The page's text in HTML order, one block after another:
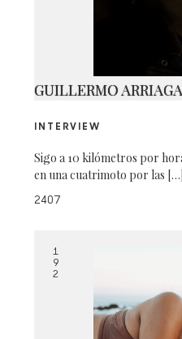
GUILLERMO ARRIAGA
INTERVIEW
Sigo a 10 kilómetros por
en una cuatrimoto por las […]
2407
1
9
2